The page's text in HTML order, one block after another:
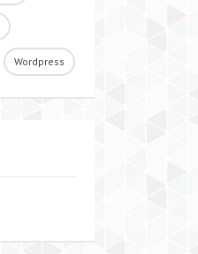
Wordpress